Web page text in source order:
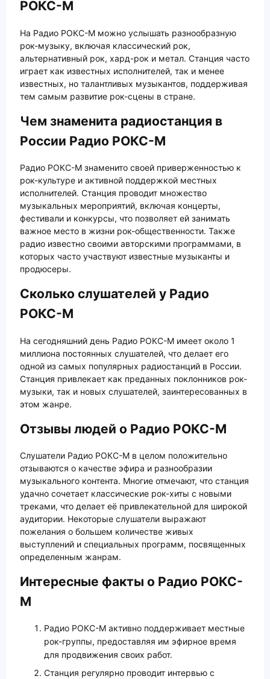
РОКС-М
На Радио РОКС-М можно услышать разнообразную
рок-музыку, включая классический рок,
альтернативный рок, хард-рок и метал. Станция часто
играет как известных исполнителей, так и менее
известных, но талантливых музыкантов, поддерживая
тем самым развитие рок-сцены в стране.
Чем знаменита радиостанция в
России Радио РОКС-М
Радио РОКС-М знаменито своей приверженностью к
рок-культуре и активной поддержкой местных
исполнителей. Станция проводит множество
музыкальных мероприятий, включая концерты,
фестивали и конкурсы, что позволяет ей занимать
важное место в жизни рок-общественности. Также
радио известно своими авторскими программами, в
которых часто участвуют известные музыканты и
продюсеры.
Сколько слушателей у Радио
РОКС-М
На сегодняшний день Радио РОКС-М имеет около 1
миллиона постоянных слушателей, что делает его
одной из самых популярных радиостанций в России.
Станция привлекает как преданных поклонников рок-
музыки, так и новых слушателей, заинтересованных в
этом жанре.
Отзывы людей о Радио РОКС-М
Слушатели Радио РОКС-М в целом положительно
отзываются о качестве эфира и разнообразии
музыкального контента. Многие отмечают, что станция
удачно сочетает классические рок-хиты с новыми
треками, что делает её привлекательной для широкой
аудитории. Некоторые слушатели выражают
пожелания о большем количестве живых
выступлений и специальных программ, посвященных
определенным жанрам.
Интересные факты о Радио РОКС-
М
Радио РОКС-М активно поддерживает местные
рок-группы, предоставляя им эфирное время
для продвижения своих работ.
Станция регулярно проводит интервью с